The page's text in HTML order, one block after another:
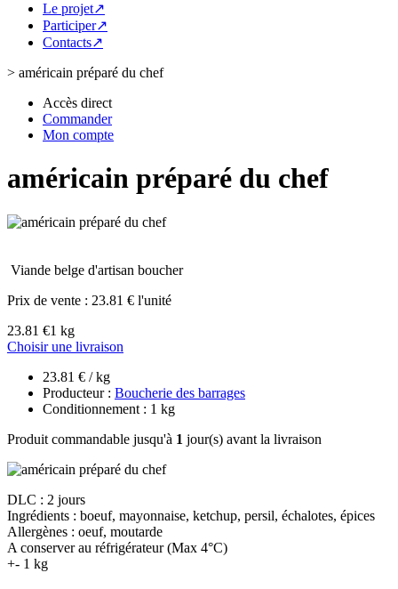
Le projet↗
Participer↗
Contacts↗
> américain préparé du chef
Accès direct
Commander
Mon compte
américain préparé du chef
Viande belge d'artisan boucher
Prix de vente : 23.81 € l'unité
23.81 €1 kg
Choisir une livraison
23.81 € / kg
Producteur : Boucherie des barrages
Conditionnement : 1 kg
Produit commandable jusqu'à 1 jour(s) avant la livraison
DLC : 2 jours
Ingrédients : boeuf, mayonnaise, ketchup, persil, échalotes, épices
Allergènes : oeuf, moutarde
A conserver au réfrigérateur (Max 4°C)
+- 1 kg